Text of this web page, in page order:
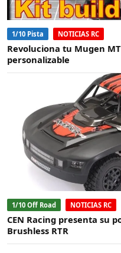
1/10 Pista NOTICIAS RC
Revoluciona tu Mugen
personalizable
1/10 Off Road NOTICIAS RC
CEN Racing presenta su
Brushless RTR